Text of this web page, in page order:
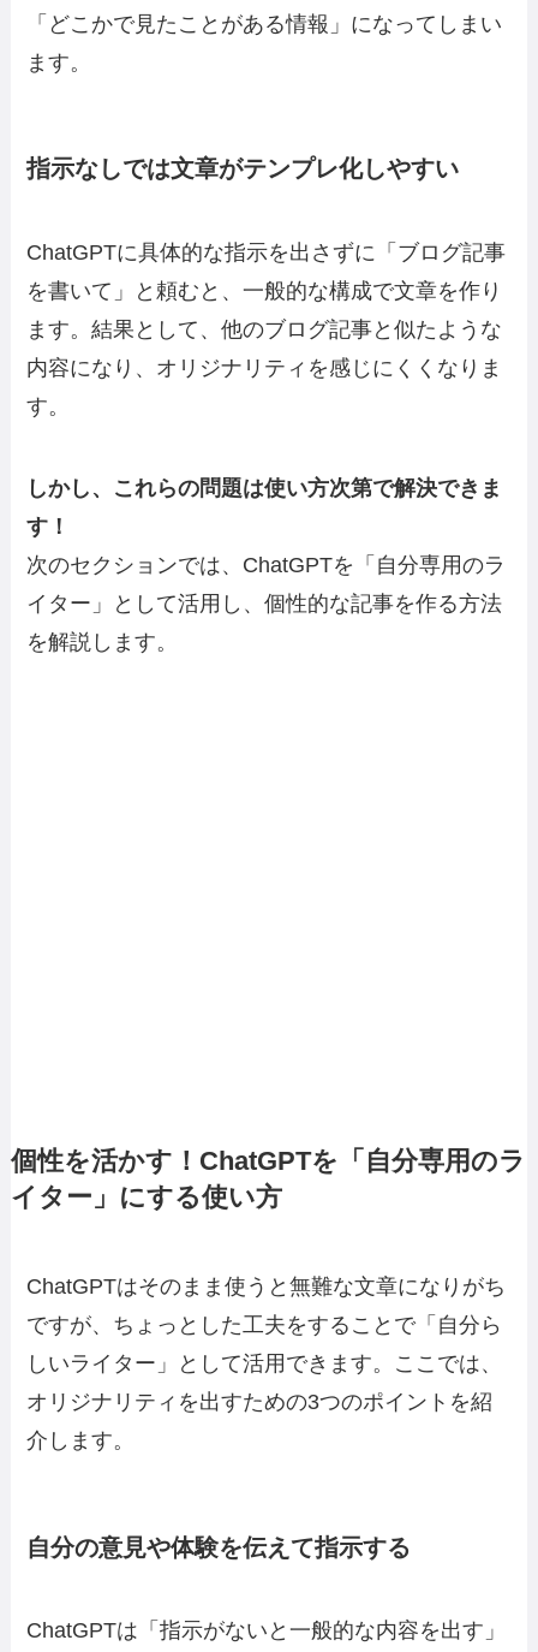
「どこかで見たことがある情報」になってしまい
ます。
指示なしでは文章がテンプレ化しやすい
ChatGPTに具体的な指示を出さずに「ブログ記事
を書いて」と頼むと、一般的な構成で文章を作り
ます。結果として、他のブログ記事と似たような
内容になり、オリジナリティを感じにくくなりま
す。
しかし、これらの問題は使い方次第で解決できま
す！
次のセクションでは、ChatGPTを「自分専用のラ
イター」として活用し、個性的な記事を作る方法
を解説します。
個性を活かす！ChatGPTを「自分専用のラ
イター」にする使い方
ChatGPTはそのまま使うと無難な文章になりがち
ですが、ちょっとした工夫をすることで「自分ら
しいライター」として活用できます。ここでは、
オリジナリティを出すための3つのポイントを紹
介します。
自分の意見や体験を伝えて指示する
ChatGPTは「指示がないと一般的な内容を出す」